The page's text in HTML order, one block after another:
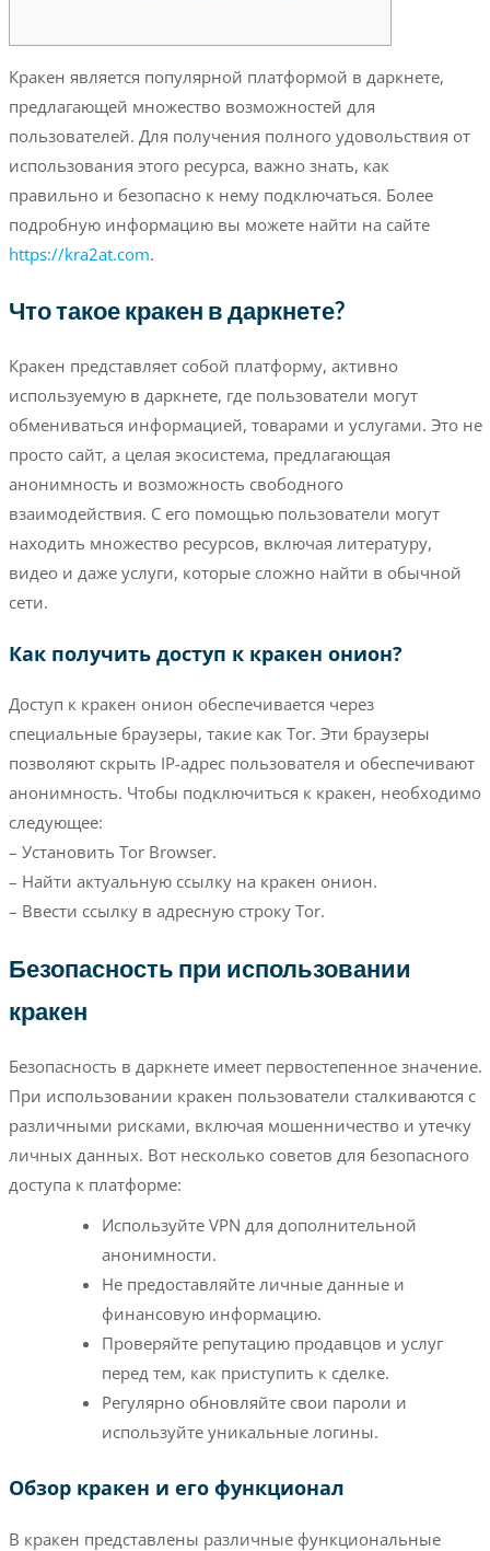
Кракен является популярной платформой в даркнете,
предлагающей множество возможностей для
пользователей. Для получения полного удовольствия от
использования этого ресурса, важно знать, как
правильно и безопасно к нему подключаться. Более
подробную информацию вы можете найти на сайте
https://kra2at.com.
Что такое кракен в даркнете?
Кракен представляет собой платформу, активно
используемую в даркнете, где пользователи могут
обмениваться информацией, товарами и услугами. Это не
просто сайт, а целая экосистема, предлагающая
анонимность и возможность свободного
взаимодействия. С его помощью пользователи могут
находить множество ресурсов, включая литературу,
видео и даже услуги, которые сложно найти в обычной
сети.
Как получить доступ к кракен онион?
Доступ к кракен онион обеспечивается через
специальные браузеры, такие как Tor. Эти браузеры
позволяют скрыть IP-адрес пользователя и обеспечивают
анонимность. Чтобы подключиться к кракен, необходимо
следующее:
– Установить Tor Browser.
– Найти актуальную ссылку на кракен онион.
– Ввести ссылку в адресную строку Tor.
Безопасность при использовании
кракен
Безопасность в даркнете имеет первостепенное значение.
При использовании кракен пользователи сталкиваются с
различными рисками, включая мошенничество и утечку
личных данных. Вот несколько советов для безопасного
доступа к платформе:
Используйте VPN для дополнительной
анонимности.
Не предоставляйте личные данные и
финансовую информацию.
Проверяйте репутацию продавцов и услуг
перед тем, как приступить к сделке.
Регулярно обновляйте свои пароли и
используйте уникальные логины.
Обзор кракен и его функционал
В кракен представлены различные функциональные